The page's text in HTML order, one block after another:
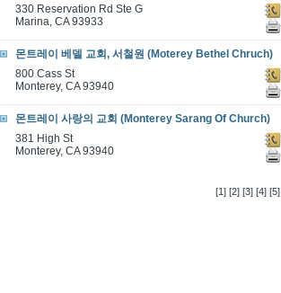
330 Reservation Rd Ste G
Marina, CA 93933
몬트레이 베델 교회, 서철원 (Moterey Bethel Chruch)
800 Cass St
Monterey, CA 93940
몬트레이 사랑의 교회 (Monterey Sarang Of Church)
381 High St
Monterey, CA 93940
[1] [2] [3] [4] [5]